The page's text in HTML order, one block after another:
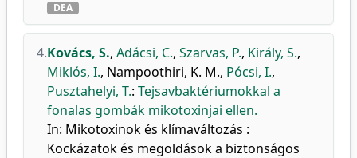
DEA
4.Kovács, S., Adácsi, C., Szarvas, P., Király, S.,
Miklós, I., Nampoothiri, K. M., Pócsi, I.,
Pusztahelyi, T.: Tejsavbaktériumokkal a
fonalas gombák mikotoxinjai ellen.
In: Mikotoxinok és klímaváltozás :
Kockázatok és megoldások a biztonságos